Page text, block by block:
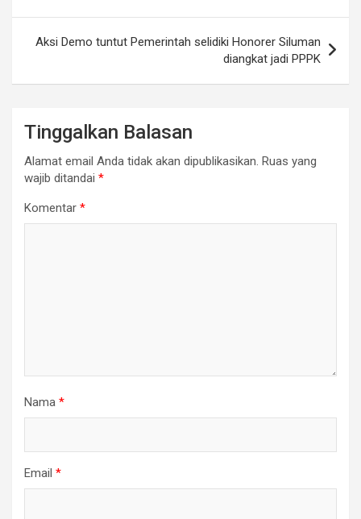
Aksi Demo tuntut Pemerintah selidiki Honorer Siluman
diangkat jadi PPPK
Tinggalkan Balasan
Alamat email Anda tidak akan dipublikasikan. Ruas yang
wajib ditandai *
Komentar *
Nama *
Email *